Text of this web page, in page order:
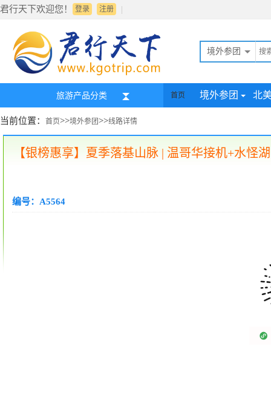
君行天下欢迎您！ 登录 |
注册
境外参团
旅游产品分类 首页 境外参团 北
当前位置： 首页>>境外参团>>线路详情
【银榜惠享】夏季落基山脉 | 温哥华接机+水怪
编号：A5564